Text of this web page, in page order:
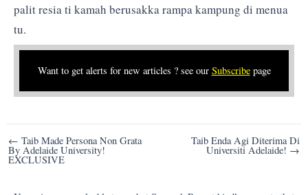
palit resia ti kamah berusakka rampa kampung di menua
tu.
Want to get alerts for new articles ? see our Subscribepage
Post
navigation
← Taib Made Persona Non Grata
By Adelaide University!
EXCLUSIVE
Taib Enda Agi Diterima Di
Universiti Adelaide! →